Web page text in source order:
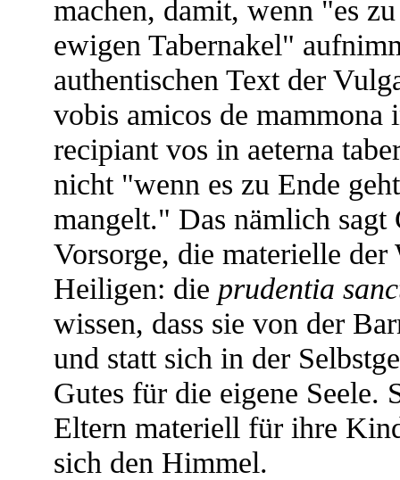
machen, damit, wenn "es
ewigen Tabernakel"
authentischen Text der
vobis amicos de
recipiant vos in aeterna
nicht "wenn es zu Ende
mangelt." Das nämlich
Vorsorge, die materielle
Heiligen: die prudentia
wissen, dass sie von der
und statt sich in der
Gutes für die eigene Seele.
Eltern materiell für ihre
sich den Himmel.